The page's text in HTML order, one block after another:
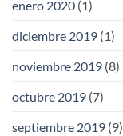
enero 2020 (1)
diciembre 2019 (1)
noviembre 2019 (8)
octubre 2019 (7)
septiembre 2019 (9)